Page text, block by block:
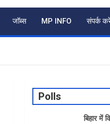
जॉब्स MP INFO संपर्क
Polls
बिहार में